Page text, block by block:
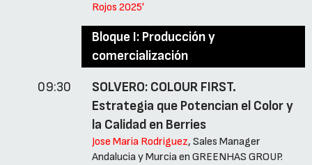
Rojos 2025'
Bloque I: Producción y
comercialización
09:30
SOLVERO: COLOUR FIRST.
Estrategia que Potencian el Color y
la Calidad en Berries
Jose Maria Rodriguez, Sales Manager
Andalucia y Murcia en GREENHAS GROUP.